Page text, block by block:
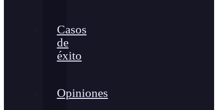
Casos
de
éxito
Opiniones